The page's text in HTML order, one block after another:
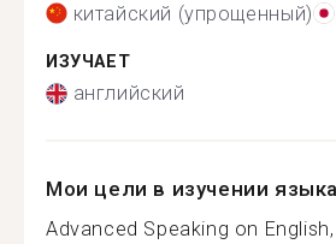
китайский (упрощенный)
ИЗУЧАЕТ
английский
Мои цели в изучении языка
Advanced Speaking on